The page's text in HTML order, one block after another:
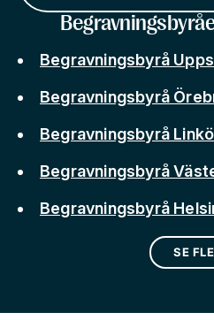
Begravningsbyrå
Begravningsbyrå
Begravningsbyrå
Begravningsbyrå
Begravningsbyrå
SE